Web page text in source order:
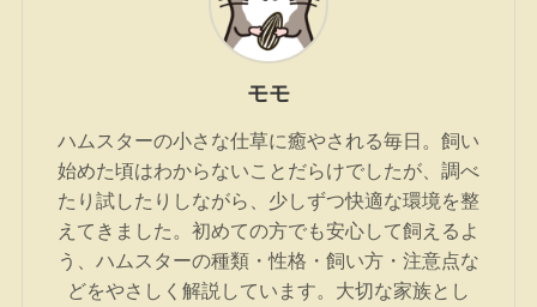
モモ
ハムスターの小さな仕草に癒やされる毎日。飼い
始めた頃はわからないことだらけでしたが、調べ
たり試したりしながら、少しずつ快適な環境を整
えてきました。初めての方でも安心して飼えるよ
う、ハムスターの種類・性格・飼い方・注意点な
どをやさしく解説しています。大切な家族とし